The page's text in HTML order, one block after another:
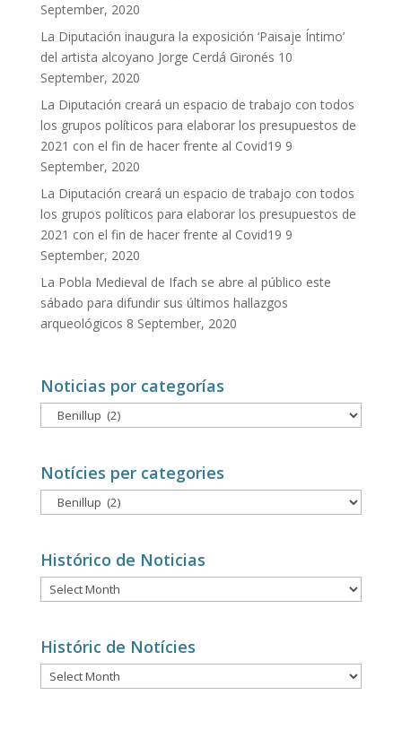
September, 2020
La Diputación inaugura la exposición ‘Paisaje Íntimo’
del artista alcoyano Jorge Cerdá Gironés 10
September, 2020
La Diputación creará un espacio de trabajo con todos
los grupos políticos para elaborar los presupuestos de
2021 con el fin de hacer frente al Covid19 9
September, 2020
La Diputación creará un espacio de trabajo con todos
los grupos políticos para elaborar los presupuestos de
2021 con el fin de hacer frente al Covid19 9
September, 2020
La Pobla Medieval de Ifach se abre al público este
sábado para difundir sus últimos hallazgos
arqueológicos 8 September, 2020
Noticias por categorías
Noticias
por
Notícies per categories
Notícies
per
Histórico de Noticias
Histórico
de
Históric de Notícies
Históric
de